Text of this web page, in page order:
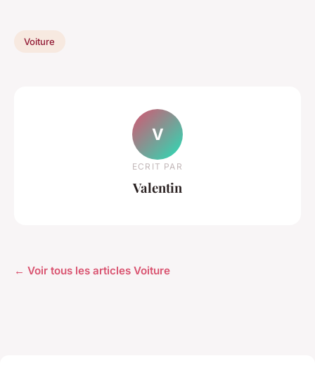
Voiture
V
ECRIT PAR
Valentin
← Voir tous les articles Voiture